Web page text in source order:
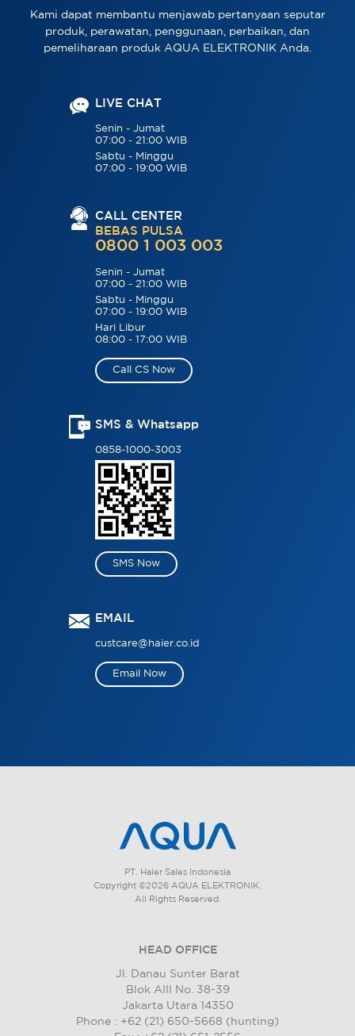
Kami dapat membantu menjawab pertanyaan seputar
produk, perawatan, penggunaan, perbaikan, dan
pemeliharaan produk AQUA ELEKTRONIK Anda.
LIVE CHAT
Senin - Jumat
07:00 - 21:00 WIB
Sabtu - Minggu
07:00 - 19:00 WIB
CALL CENTER
BEBAS PULSA
0800 1 003 003
Senin - Jumat
07:00 - 21:00 WIB
Sabtu - Minggu
07:00 - 19:00 WIB
Hari Libur
08:00 - 17:00 WIB
Call CS Now
SMS & Whatsapp
0858-1000-3003
SMS Now
EMAIL
custcare@haier.co.id
Email Now
PT. Haier Sales Indonesia
Copyright ©2026 AQUA ELEKTRONIK.
All Rights Reserved.
HEAD OFFICE
Jl. Danau Sunter Barat
Blok AIII No. 38-39
Jakarta Utara 14350
Phone : +62 (21) 650-5668 (hunting)